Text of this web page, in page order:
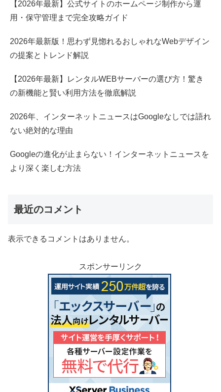
【2026年最新】公式サイトのホームページ制作から運
用・保守管理まで完全攻略ガイド
2026年最新版！思わず見惚れるおしゃれなWebデザイン
の提案とトレンド解説
【2026年最新】レンタルWEBサーバーの選び方！驚き
の新機能と賢い利用方法を徹底解説
2026年、インターネットニュースはGoogleなしでは語れ
ない絶対的な理由
Googleの進化が止まらない！インターネットニュースを
より深く楽しむ方法
最近のコメント
表示できるコメントはありません。
スポンサーリンク